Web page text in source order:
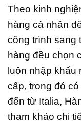
Theo kinh
hàng cá nhân
công trình sang
hàng đều chọn
luôn nhập
cấp, trong đó có
đến từ Italia,
tham khảo chi